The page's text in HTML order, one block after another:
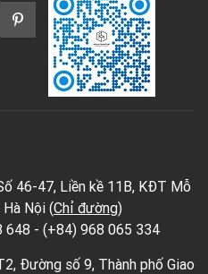
46-47, Liền kề 11B, KĐT Mỗ
Nội (Chỉ đường)
648 - (+84) 968 065 334
Đường số 9, Thành phố Giao